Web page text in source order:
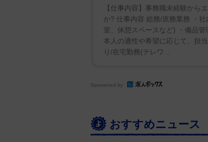
【仕事内容】事務職未経験から
か? 仕事内容 総務/庶務業務 ・
室、休憩スペースなど) ・備品
本人の適性や希望に応じて、担
り/在宅勤務(テレワ...
Sponsored by
おすすめニュース